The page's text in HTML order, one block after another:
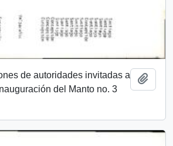
de autoridades invitadas a
del Manto no. 3